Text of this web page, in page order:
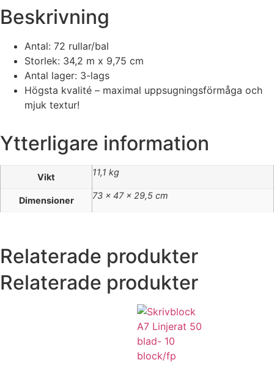
Beskrivning
Antal: 72 rullar/bal
Storlek: 34,2 m x 9,75 cm
Antal lager: 3-lags
Högsta kvalité – maximal uppsugningsförmåga och
mjuk textur!
Ytterligare information
Vikt 11,1 kg
Dimensioner 73 × 47 × 29,5 cm
Relaterade produkter
Relaterade produkter